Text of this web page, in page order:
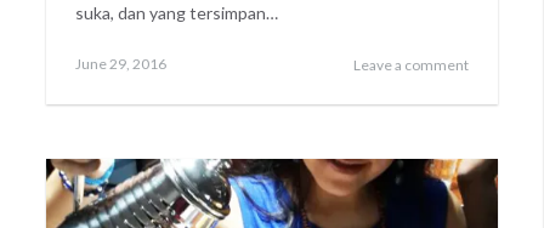
suka, dan yang tersimpan…
Leave a comment
Posted
June 29, 2016